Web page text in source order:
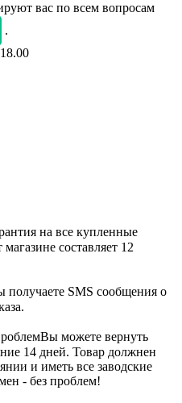
вас по всем вопросам
.
на все купленные
составляет 12
получаете SMS сообщения о
Вы можете вернуть
14 дней. Товар должнен
и иметь все заводские
- без проблем!